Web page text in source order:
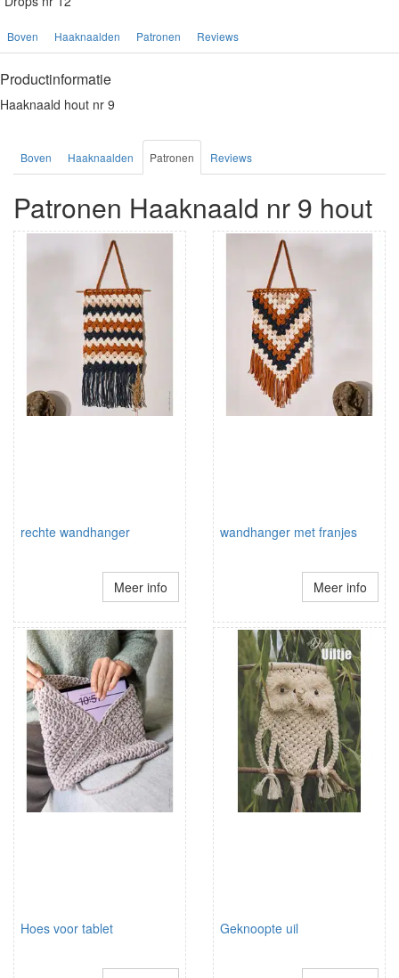
Boven Haaknaalden Patronen Reviews
Productinformatie
Haaknaald hout nr 9
Boven Haaknaalden Patronen Reviews
Patronen Haaknaald nr 9 hout
rechte wandhanger
Meer info
wandhanger met franjes
Meer info
Hoes voor tablet Geknoopte uil